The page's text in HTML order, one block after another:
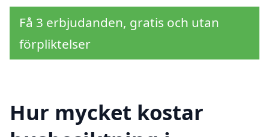
Få 3 erbjudanden, gratis och utan
förpliktelser
Hur mycket kostar